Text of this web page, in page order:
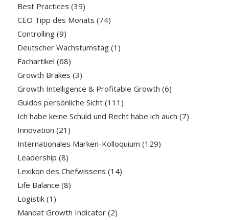
Best Practices (39)
CEO Tipp des Monats (74)
Controlling(9)
Deutscher Wachstumstag(1)
Fachartikel (68)
Growth Brakes (3)
Growth Intelligence & Profitable Growth (6)
Guidos persönliche Sicht(111)
Ich habe keine Schuld und Recht habe ich auch (7)
Innovation (21)
Internationales Marken-Kolloquium (129)
Leadership (8)
Lexikon des Chefwissens (14)
Life Balance (8)
Logistik(1)
Mandat Growth Indicator(2)